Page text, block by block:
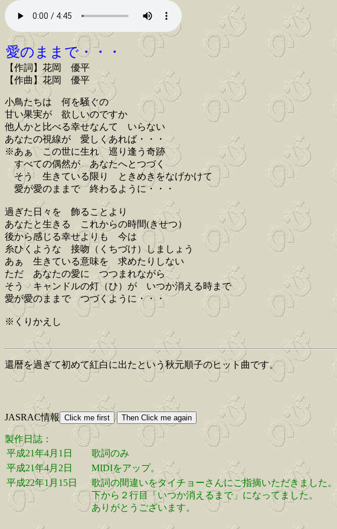
愛のままで・・・
【作詞】花岡 優平
【作曲】花岡 優平
小鳥たちは 何を騒ぐの
甘い果実が 欲しいのですか
他人かと比べる幸せなんて いらない
あなたの視線が 愛しくあれば・・・
※あぁ この世に生れ 巡り逢う奇跡
すべての偶然が あなたへとつづく
そう 生きている限り ときめきをなげかけて
愛が愛のままで 終わるように・・・
過ぎた日々を 飾ることより
あなたと生きる これからの時間(きせつ）
後から感じる幸せよりも 今は
糸ひくような 接吻（くちづけ）しましょう
あぁ 生きている意味を 求めたりしない
ただ あなたの愛に つつまれながら
そう キャンドルの灯（ひ）が いつか消える時まで
愛が愛のままで つづくように・・・
※くりかえし
還暦を過ぎて初めて紅白に出たという秋元順子のヒット曲です。
JASRAC情報
製作日誌：
平成21年4月1日
歌詞のみ
平成21年4月2日
MIDIをアップ。
平成22年1月15日
歌詞の間違いをタイチョーさんにご指摘いただきました。
下から２行目「いつか消えるまで」になってました。
ありがとうございます。